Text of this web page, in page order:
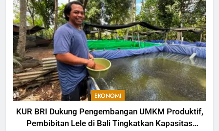
EKONOMI
KUR BRI Dukung Pengembangan UMKM Produktif,
Pembibitan Lele di Bali Tingkatkan Kapasitas